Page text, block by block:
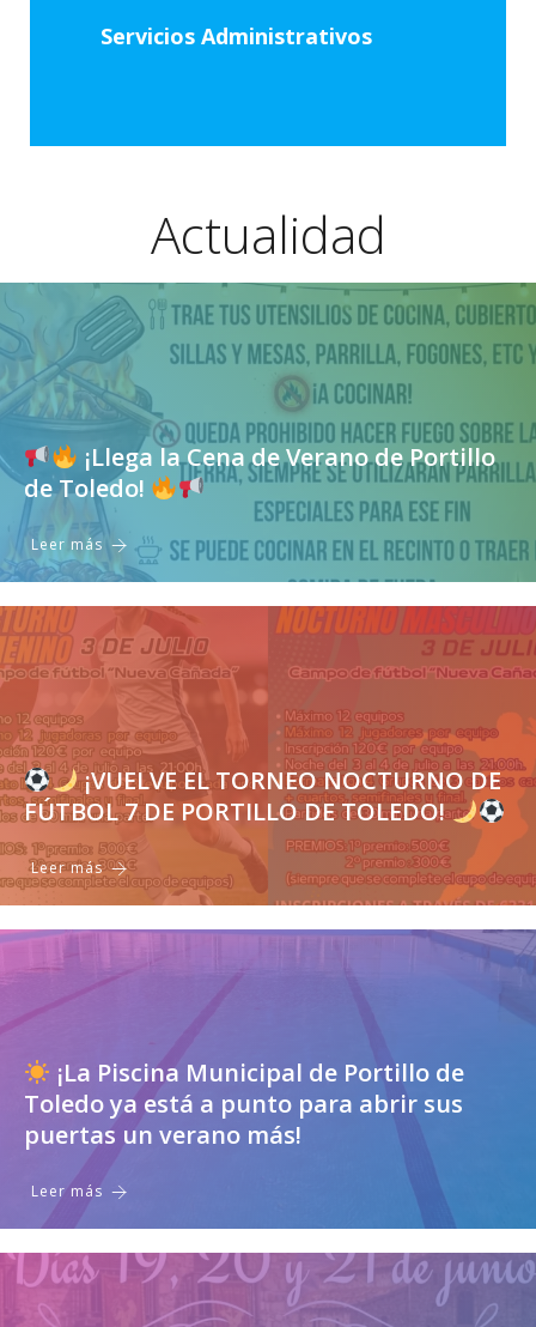
Servicios Administrativos
Actualidad
¡Llega la Cena de Verano de Portillo
de Toledo!
Leer más
¡VUELVE EL TORNEO NOCTURNO DE
FÚTBOL 7 DE PORTILLO DE TOLEDO!
Leer más
¡La Piscina Municipal de Portillo de
Toledo ya está a punto para abrir sus
puertas un verano más!
Leer más